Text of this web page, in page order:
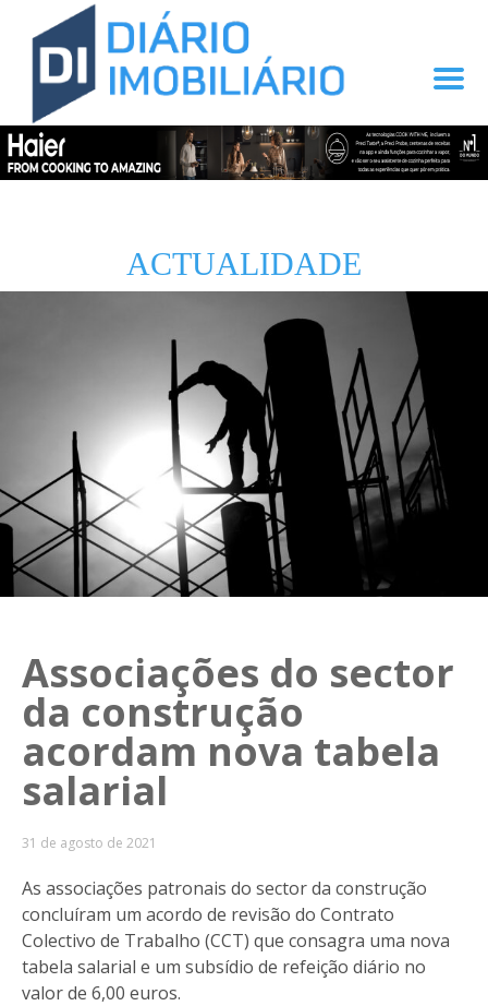
ACTUALIDADE
Associações do sector
da construção
acordam nova tabela
salarial
31 de agosto de 2021
As associações patronais do sector da construção
concluíram um acordo de revisão do Contrato
Colectivo de Trabalho (CCT) que consagra uma nova
tabela salarial e um subsídio de refeição diário no
valor de 6,00 euros.